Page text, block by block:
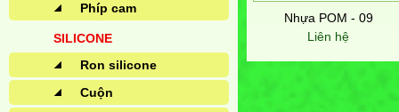
Phíp cam
SILICONE
Ron silicone
Cuộn
Nhựa POM - 09
Liên hệ